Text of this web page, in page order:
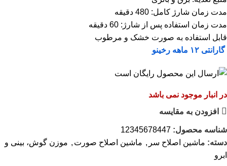
مدت زمان شارژ کامل: 480 دقیقه
مدت زمان استفاده پس از شارژ: 60 دقیقه
قابل استفاده به صورت خشک و مرطوب
گارانتی ۱۲ ماهه رخینو
در انبار موجود نمی باشد
افزودن به مقایسه
شناسه محصول: 12345678447
دسته: ماشین اصلاح سر , ماشین اصلاح صورت , موزن گوش، بینی و
ابرو